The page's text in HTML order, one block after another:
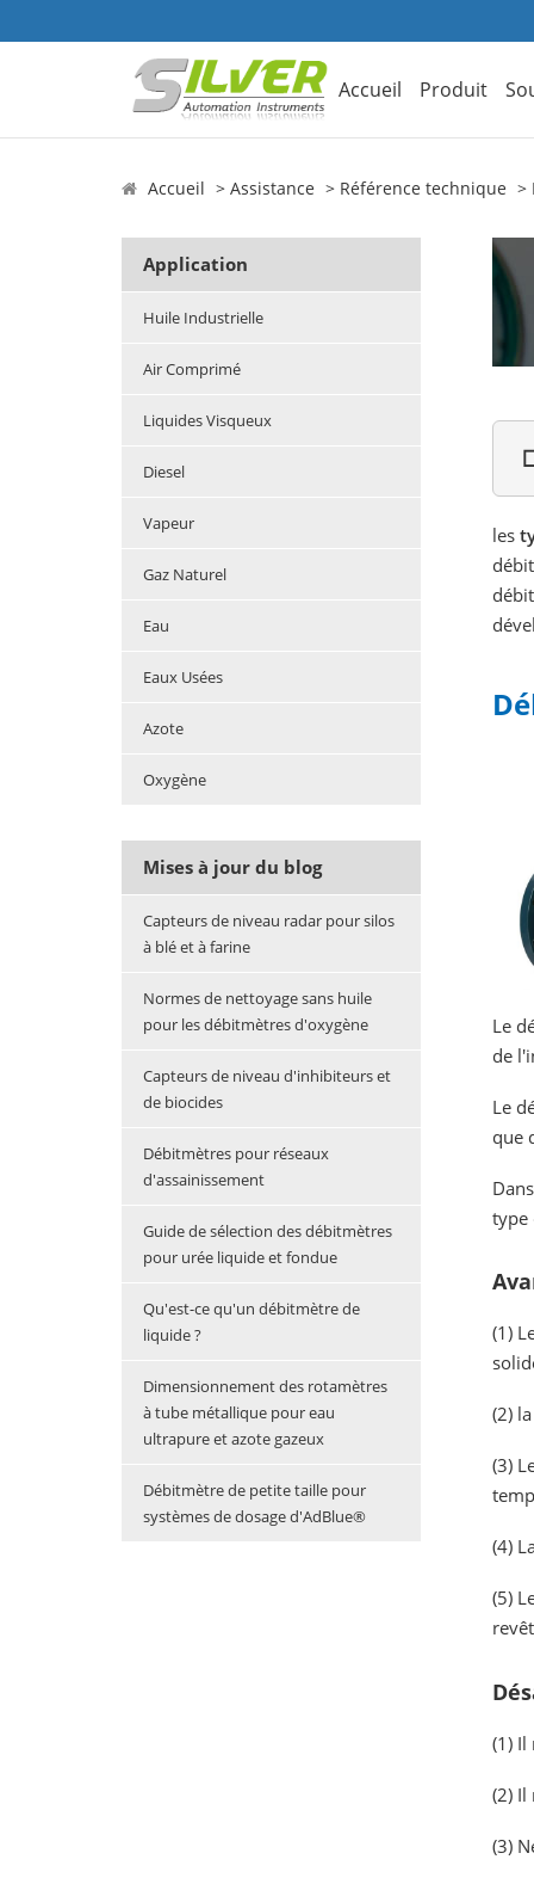
Accueil Produit
Accueil Assistance Référence technique
Application
Huile Industrielle
Air Comprimé
Liquides Visqueux
Diesel
Vapeur
Gaz Naturel
Eau
Eaux Usées
Azote
Oxygène
Mises à jour du blog
Capteurs de niveau radar pour silos
à blé et à farine
Normes de nettoyage sans huile
pour les débitmètres d'oxygène
Capteurs de niveau d'inhibiteurs et
de biocides
Débitmètres pour réseaux
d'assainissement
Guide de sélection des débitmètres
pour urée liquide et fondue
Qu'est-ce qu'un débitmètre de
liquide ?
Dimensionnement des rotamètres
à tube métallique pour eau
ultrapure et azote gazeux
Débitmètre de petite taille pour
systèmes de dosage d'AdBlue®
les
Le
de
Le
que
type
(1)
(2)
(3)
(4)
(5)
(1) Il
(2) Il
(3)